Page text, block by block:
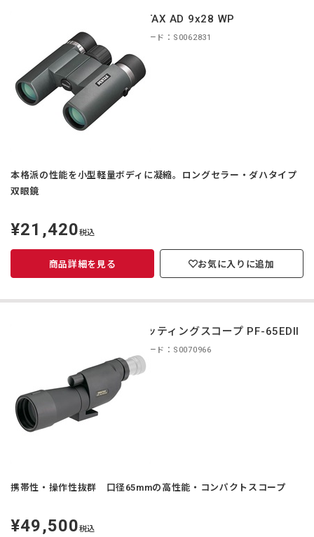
PENTAX AD 9x28 WP
商品コード：S0062831
本格派の性能を小型軽量ボディに凝縮。ロングセラー・ダハタイプ
双眼鏡
定
価
¥21,420税込
商品詳細を見る お気に入りに追加
スポッティングスコープ PF-65EDII
商品コード：S0070966
携帯性・操作性抜群 口径65mmの高性能・コンパクトスコープ
定
価
¥49,500税込